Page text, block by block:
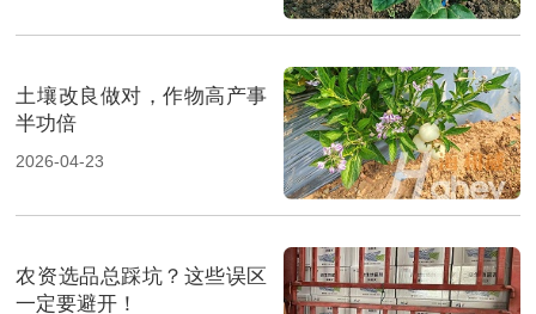
土壤改良做对，作物高产事
半功倍
2026-04-23
农资选品总踩坑？这些误区
一定要避开！